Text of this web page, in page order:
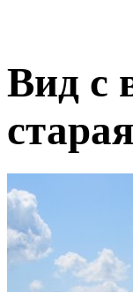
Вид с